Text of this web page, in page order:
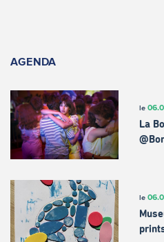
AGENDA
le
La
le